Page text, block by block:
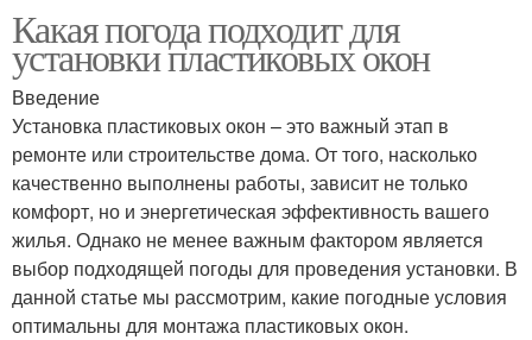
Какая погода подходит для
установки пластиковых окон
Введение
Установка пластиковых окон – это важный этап в
ремонте или строительстве дома. От того, насколько
качественно выполнены работы, зависит не только
комфорт, но и энергетическая эффективность вашего
жилья. Однако не менее важным фактором является
выбор подходящей погоды для проведения установки. В
данной статье мы рассмотрим, какие погодные условия
оптимальны для монтажа пластиковых окон.